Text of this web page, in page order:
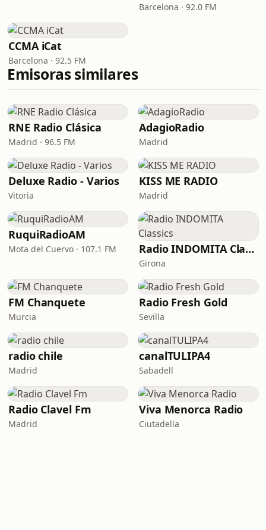
Barcelona · 92.0 FM
CCMA iCat
Barcelona · 92.5 FM
Emisoras similares
RNE Radio Clásica
Madrid · 96.5 FM
AdagioRadio
Madrid
Deluxe Radio - Varios
Vitoria
KISS ME RADIO
Madrid
RuquiRadioAM
Mota del Cuervo · 107.1 FM Radio INDOMITA Classics
Girona
FM Chanquete
Murcia
Radio Fresh Gold
Sevilla
radio chile
Madrid
canalTULIPA4
Sabadell
Radio Clavel Fm
Madrid
Viva Menorca Radio
Ciutadella